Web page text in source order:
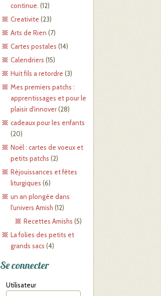
continue. (12)
Creativite (23)
Arts de Rien (7)
Cartes postales (14)
Calendriers (15)
Huit fils a retordre (3)
Mes premiers patchs :
apprentissages et pour le
plaisir d'innover(28)
cadeaux pour les enfants
(20)
Noël : cartes de voeux et
petits patchs (2)
Réjouissances et fêtes
liturgiques (6)
un an plongée dans
l'univers Amish (12)
Recettes Amishs (5)
La folies des petits et
grands sacs (4)
Se connecter
Utilisateur